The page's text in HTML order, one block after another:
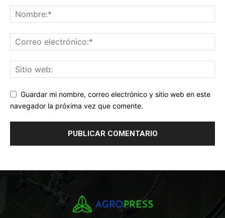
Guardar mi nombre, correo electrónico y sitio web en este
navegador la próxima vez que comente.